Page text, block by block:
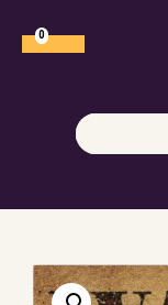
0